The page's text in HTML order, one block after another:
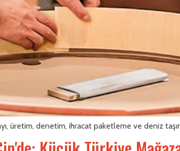
üretim, denetim, ihracat paketleme ve deniz